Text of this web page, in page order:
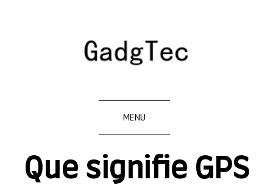
MENU
Que signifie GPS